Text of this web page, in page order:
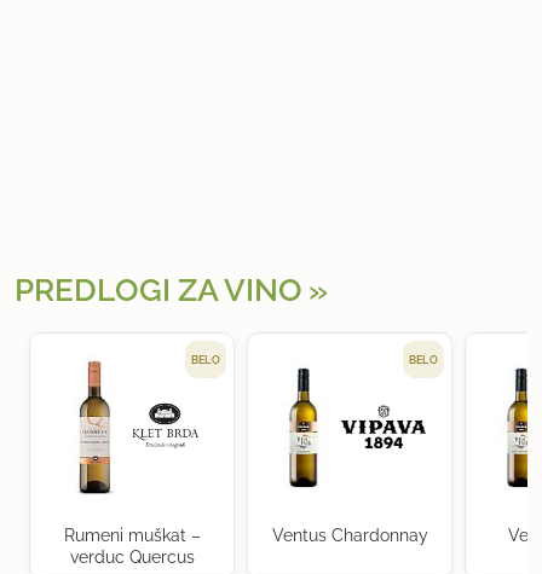
PREDLOGI ZA VINO
BELO
Rumeni muškat –
verduc Quercus
BELO
Ventus Chardonnay